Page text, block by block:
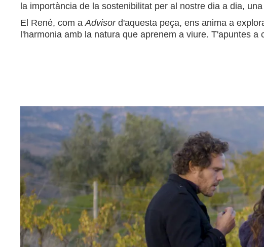
la importància de la sostenibilitat per al nostre dia a dia,
El René, com aAdvisord'aquesta peça, ens anima a
l'harmonia amb la natura que aprenem a viure. T'apuntes a